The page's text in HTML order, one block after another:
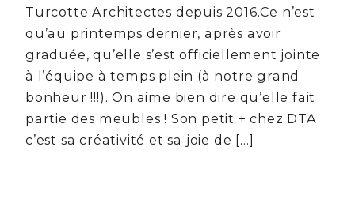
Turcotte Architectes depuis 2016.Ce n’est
qu’au printemps dernier, après avoir
graduée, qu’elle s’est officiellement jointe
à l’équipe à temps plein (à notre grand
bonheur !!!). On aime bien dire qu’elle fait
partie des meubles ! Son petit + chez DTA
c’est sa créativité et sa joie de […]